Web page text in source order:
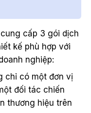
cấp 3 gói dịch
kế phù hợp với
nghiệp:
chỉ có một đơn vị
đối tác chiến
thương hiệu trên